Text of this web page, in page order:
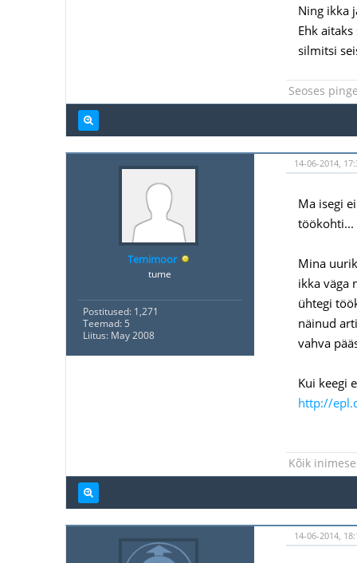
Ning ikka
Ehk
silmitsi
Seoses
Temimoor
tume
Postitused: 1,271
Teemad: 5
Liitus: May 2008
14-06-2014,
Ma isegi
töökohti...
Mina
ikka väga
ühtegi
näinud
vahva
Kui keegi
http://
Kõik
14-06-2014,